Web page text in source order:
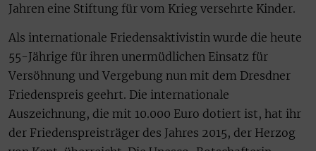
Jahren eine Stiftung für vom Krieg versehrte Kinder.
Als internationale Friedensaktivistin wurde die heute
55-Jährige für ihren unermüdlichen Einsatz für
Versöhnung und Vergebung nun mit dem Dresdner
Friedenspreis geehrt. Die internationale
Auszeichnung, die mit 10.000 Euro dotiert ist, hat ihr
der Friedenspreisträger des Jahres 2015, der Herzog